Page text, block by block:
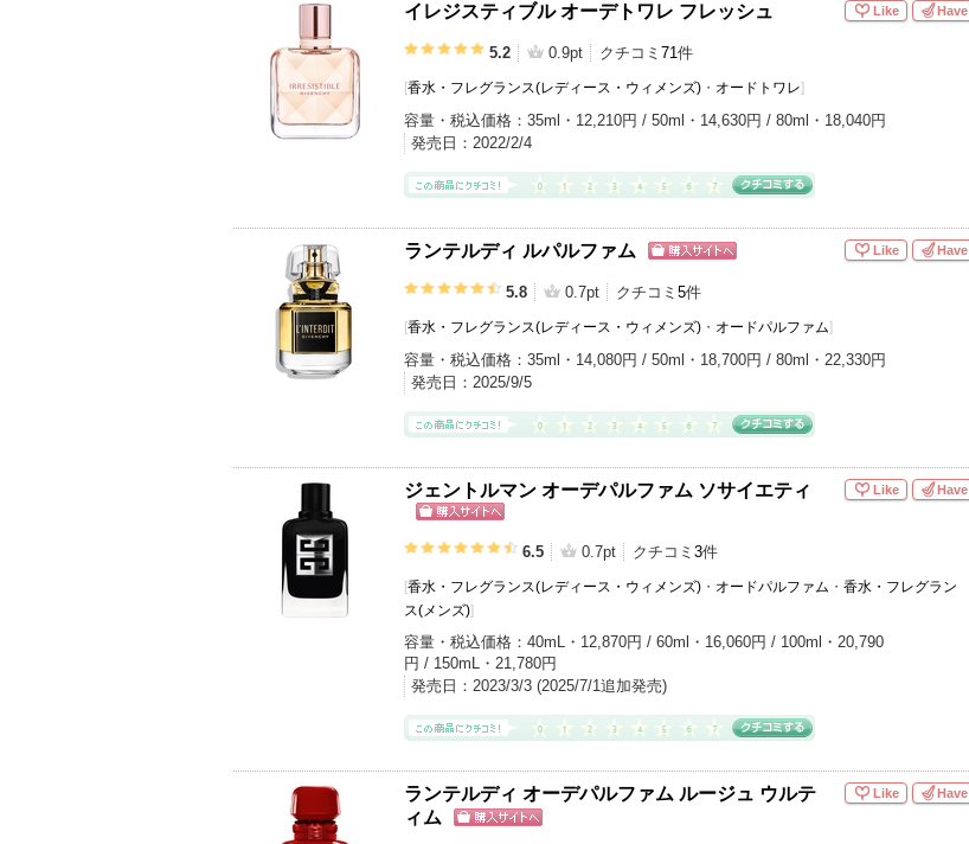
イレジスティブル オーデトワレ フレッシュ
5.2 0.9pt クチコミ 71件
[香水・フレグランス(レディース・ウィメンズ) ・ オードトワレ]
容量・税込価格： 35ml・12,210円 / 50ml・14,630円 / 80ml・18,040円
発売日： 2022/2/4
Like Have
ランテルディ ルパルファム
グサイトへ
5.8 0.7pt クチコミ 5件
[香水・フレグランス(レディース・ウィメンズ) ・ オードパルファム]
容量・税込価格： 35ml・14,080円 / 50ml・18,700円 / 80ml・22,330円
発売日： 2025/9/5
Like Have
ジェントルマン オーデパルファム ソサイエティ
グサイトへ
6.5 0.7pt クチコミ 3件
[香水・フレグランス(レディース・ウィメンズ) ・ オードパルファム ・ 香水・フレグラン
ス(メンズ)]
容量・税込価格： 40mL・12,870円 / 60ml・16,060円 / 100ml・20,790
円 / 150mL・21,780円
発売日： 2023/3/3 (2025/7/1追加発売)
Like Have
ランテルディ オーデパルファム ルージュ ウルテ
ィム
Like Have